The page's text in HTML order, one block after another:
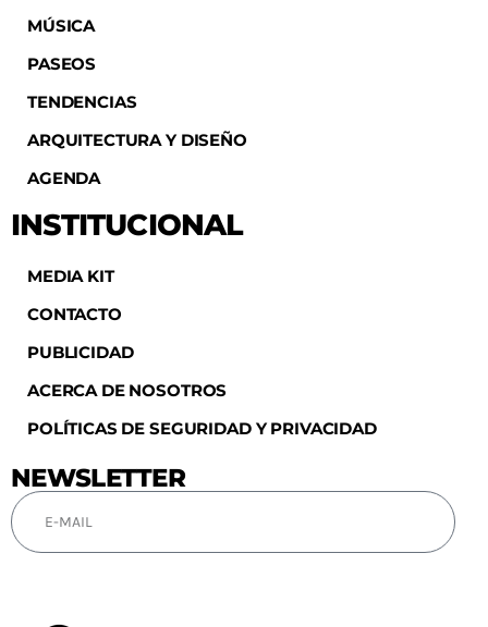
MÚSICA
PASEOS
TENDENCIAS
ARQUITECTURA Y DISEÑO
AGENDA
INSTITUCIONAL
MEDIA KIT
CONTACTO
PUBLICIDAD
ACERCA DE NOSOTROS
POLÍTICAS DE SEGURIDAD Y PRIVACIDAD
NEWSLETTER